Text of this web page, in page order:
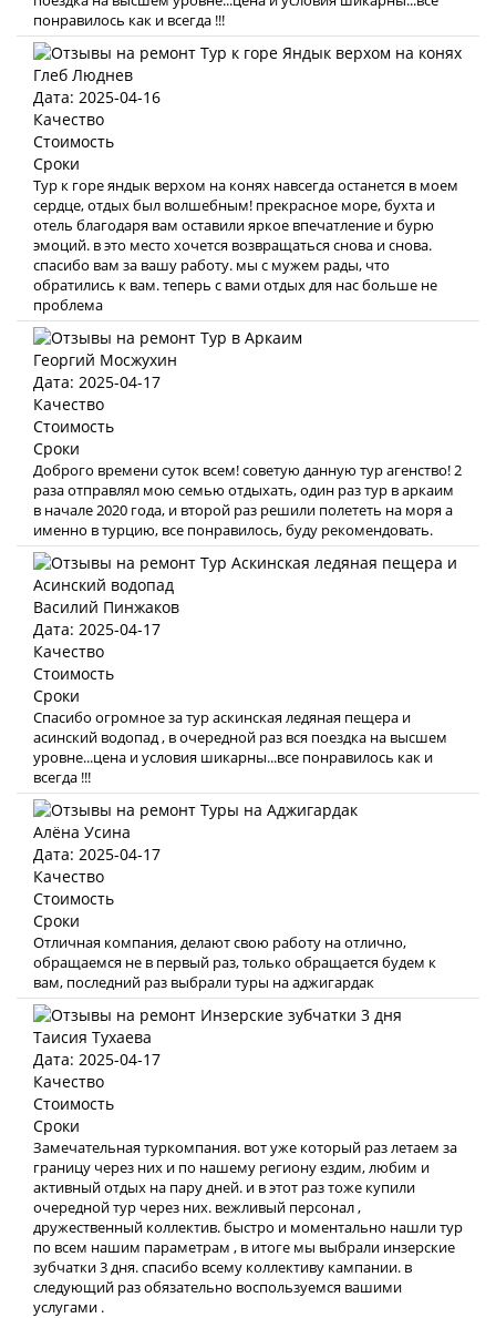
понравилось как и всегда !!!
Глеб Люднев
Дата: 2025-04-16
Качество
Стоимость
Сроки
Тур к горе яндык верхом на конях навсегда останется в моем
сердце, отдых был волшебным! прекрасное море, бухта и
отель благодаря вам оставили яркое впечатление и бурю
эмоций. в это место хочется возвращаться снова и снова.
спасибо вам за вашу работу. мы с мужем рады, что
обратились к вам. теперь с вами отдых для нас больше не
проблема
Георгий Мосжухин
Дата: 2025-04-17
Качество
Стоимость
Сроки
Доброго времени суток всем! советую данную тур агенство! 2
раза отправлял мою семью отдыхать, один раз тур в аркаим
в начале 2020 года, и второй раз решили полететь на моря а
именно в турцию, все понравилось, буду рекомендовать.
Василий Пинжаков
Дата: 2025-04-17
Качество
Стоимость
Сроки
Спасибо огромное за тур аскинская ледяная пещера и
асинский водопад , в очередной раз вся поездка на высшем
уровне...цена и условия шикарны...все понравилось как и
всегда !!!
Алёна Усина
Дата: 2025-04-17
Качество
Стоимость
Сроки
Отличная компания, делают свою работу на отлично,
обращаемся не в первый раз, только обращается будем к
вам, последний раз выбрали туры на аджигардак
Таисия Тухаева
Дата: 2025-04-17
Качество
Стоимость
Сроки
Замечательная туркомпания. вот уже который раз летаем за
границу через них и по нашему региону ездим, любим и
активный отдых на пару дней. и в этот раз тоже купили
очередной тур через них. вежливый персонал ,
дружественный коллектив. быстро и моментально нашли тур
по всем нашим параметрам , в итоге мы выбрали инзерские
зубчатки 3 дня. спасибо всему коллективу кампании. в
следующий раз обязательно воспользуемся вашими
услугами .